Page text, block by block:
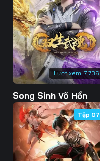
73
76
79
82
85
88
91
Lượt xem: 7.736
Song Sinh Võ Hồn
Tập 07